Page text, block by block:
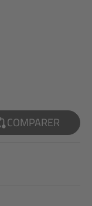
COMPARER